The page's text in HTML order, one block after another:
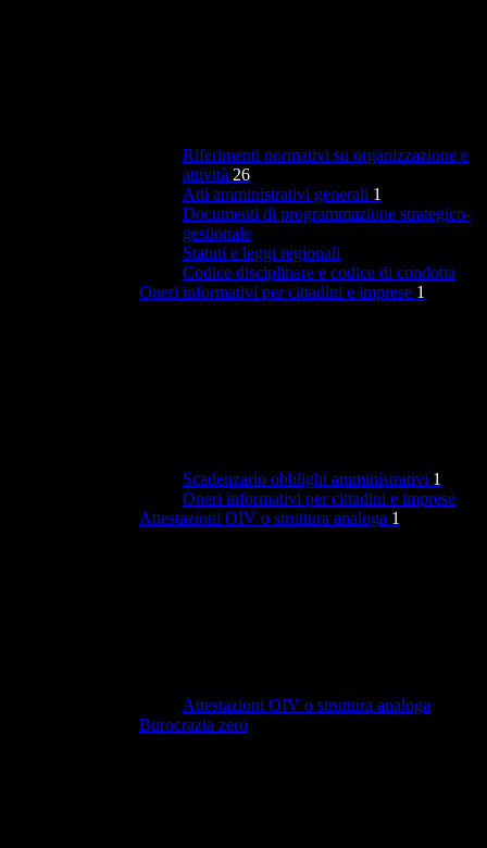
Riferimenti normativi su organizzazione e
attività 26
Atti amministrativi generali 1
Documenti di programmazione strategico-
gestionale
Statuti e leggi regionali
Codice disciplinare e codice di condotta
Oneri informativi per cittadini e imprese 1
Scadenzario obblighi amministrativi 1
Oneri informativi per cittadini e imprese
Attestazioni OIV o struttura analoga 1
Attestazioni OIV o struttura analoga
Burocrazia zero